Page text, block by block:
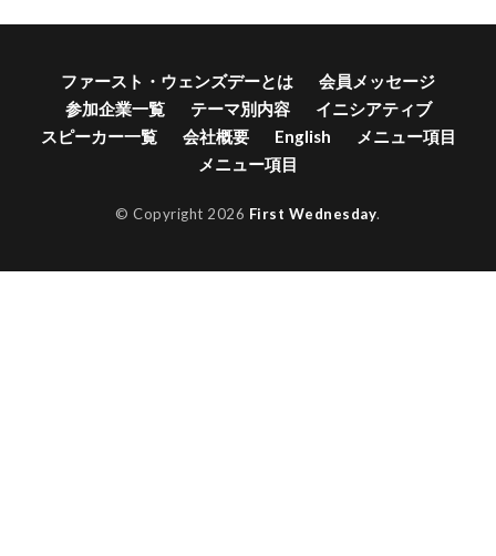
ファースト・ウェンズデーとは
会員メッセージ
参加企業一覧
テーマ別内容
イニシアティブ
スピーカー一覧
会社概要 English
メニュー項目
メニュー項目
© Copyright 2026 First Wednesday.